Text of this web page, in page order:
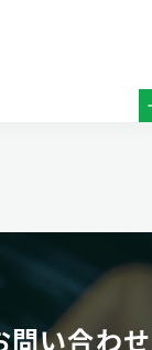
問い合わせ